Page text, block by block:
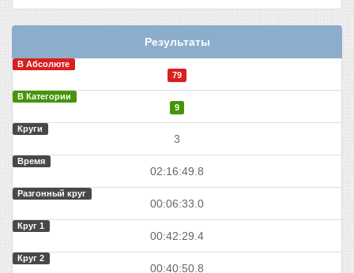
Результаты
В Абсолюте
79
В Категории
9
Круги
3
Время
02:16:49.8
Разгонный круг
00:06:33.0
Круг 1
00:42:29.4
Круг 2
00:40:50.8